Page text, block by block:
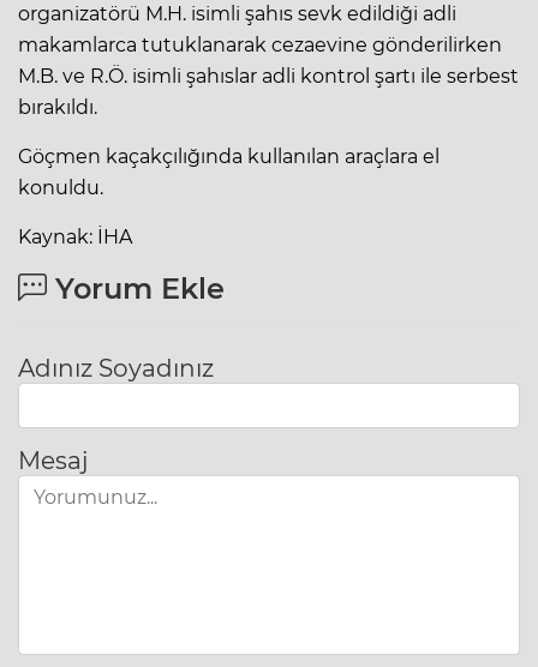
organizatörü M.H. isimli şahıs sevk edildiği adli
makamlarca tutuklanarak cezaevine gönderilirken
M.B. ve R.Ö. isimli şahıslar adli kontrol şartı ile serbest
bırakıldı.
Göçmen kaçakçılığında kullanılan araçlara el
konuldu.
Kaynak: İHA
Yorum Ekle
Adınız Soyadınız
Mesaj